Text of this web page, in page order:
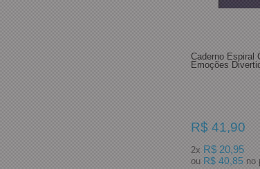
Caderno Espiral
Emoções
R$ 41,90
2x R$ 20,95
ou R$ 40,85